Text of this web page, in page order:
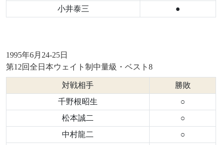
小井泰三 ●
1995年6月24-25日
第12回全日本ウェイト制中量級・ベスト8
対戦相手
勝敗
千野根昭生
○
松本誠二
○
中村龍二
○